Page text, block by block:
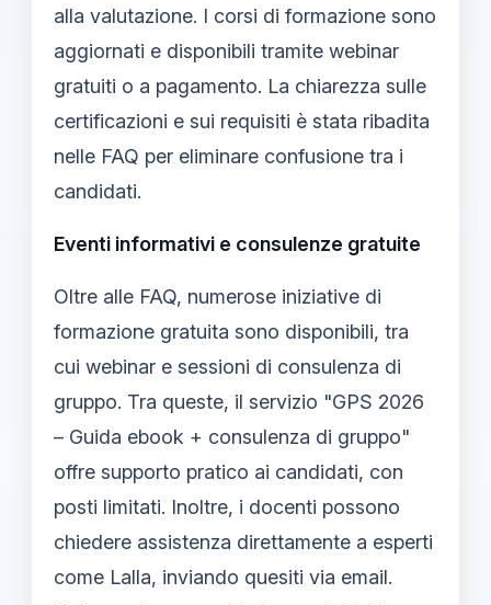
alla valutazione. I corsi di formazione sono
aggiornati e disponibili tramite webinar
gratuiti o a pagamento. La chiarezza sulle
certificazioni e sui requisiti è stata ribadita
nelle FAQ per eliminare confusione tra i
candidati.
Eventi informativi e consulenze gratuite
Oltre alle FAQ, numerose iniziative di
formazione gratuita sono disponibili, tra
cui webinar e sessioni di consulenza di
gruppo. Tra queste, il servizio "GPS 2026
– Guida ebook + consulenza di gruppo"
offre supporto pratico ai candidati, con
posti limitati. Inoltre, i docenti possono
chiedere assistenza direttamente a esperti
come Lalla, inviando quesiti via email.